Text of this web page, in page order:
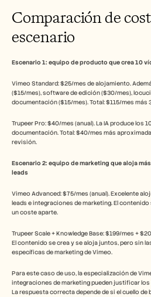
Comparación de
escenario
Escenario 1: equipo de producto que crea 10
Vimeo Standard: $25/mes de alojamiento.
($15/mes), software de edición ($30/mes),
documentación ($15/mes). Total: $115/mes
Trupeer Pro: $40/mes (anual). La IA produce los
documentación. Total: $40/mes más
revisión.
Escenario 2: equipo de marketing que aloja
leads
Vimeo Advanced: $75/mes (anual). Excelente
leads e integraciones de marketing. El
un coste aparte.
Trupeer Scale + Knowledge Base: $199/mes +
El contenido se crea y se aloja juntos, pero sin
específicas de marketing de Vimeo.
Para este caso de uso, la especialización de
integraciones de marketing pueden justificar
La respuesta correcta depende de si el cuello